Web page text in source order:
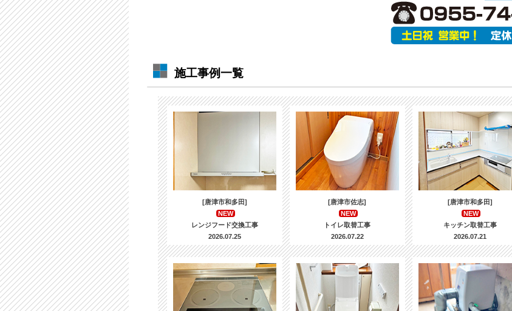
施工事例一覧
[唐津市和多田]
NEW
レンジフード交換工事
2026.07.25
[唐津市佐志]
NEW
トイレ取替工事
2026.07.22
[唐津市和多田]
NEW
キッチン取替工事
2026.07.21